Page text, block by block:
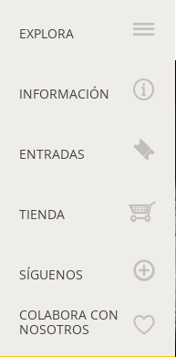
principal
EXPLORA
INFORMACIÓN
ENTRADAS
TIENDA
SÍGUENOS
COLABORA CON
NOSOTROS